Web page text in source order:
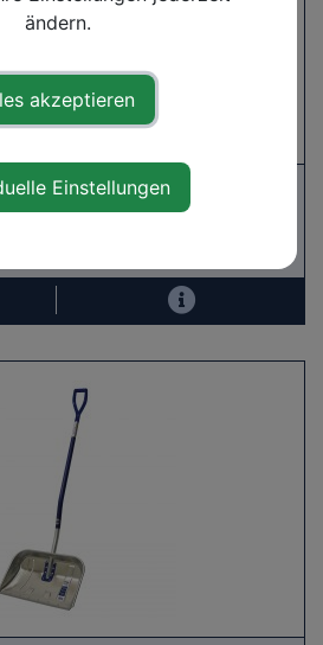
Farbtrends"
ändern.
akzeptieren
Einstellungen